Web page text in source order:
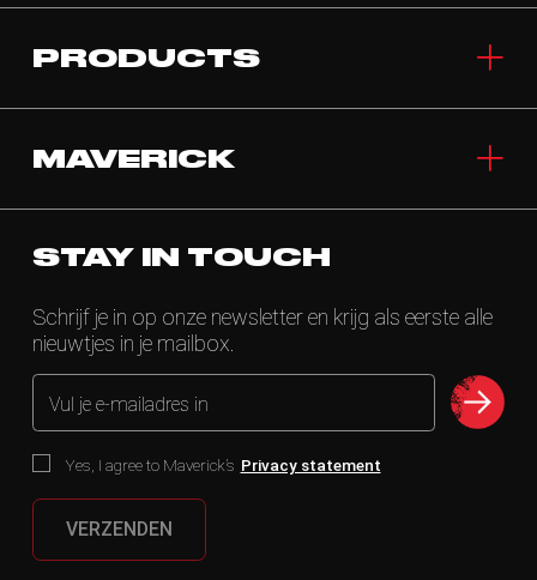
PRODUCTS
MAVERICK
STAY IN TOUCH
Schrijf je in op onze newsletter en krijg als eerste alle
nieuwtjes in je mailbox.
Vul je e-mailadres in
Yes, I agree to Maverick’s Privacy statement
VERZENDEN